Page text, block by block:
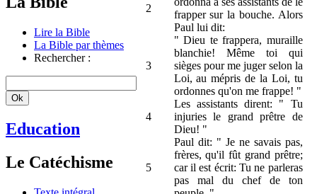
Lire la Bible
La Bible par thèmes
Rechercher :
Education
Le Catéchisme
2
frapper sur la bouche. Alors
Paul lui dit:
3
" Dieu te frappera, muraille
blanchie! Même toi qui
sièges pour me juger selon la
Loi, au mépris de la Loi, tu
ordonnes qu'on me frappe! "
4
Les assistants dirent: " Tu
injuries le grand prêtre de
Dieu! "
5
Paul dit: " Je ne savais pas,
frères, qu'il fût grand prêtre;
car il est écrit: Tu ne parleras
pas mal du chef de ton